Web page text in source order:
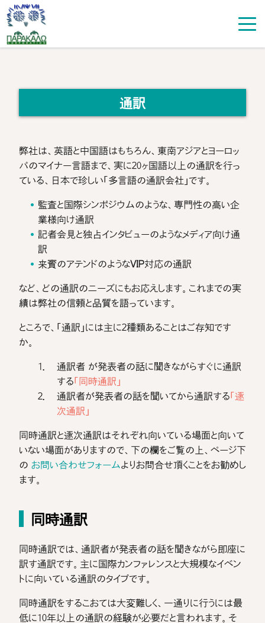
通訳
弊社は、英語と中国語はもちろん、東南アジアとヨーロッ
パのマイナー言語まで、実に20ヶ国語以上の通訳を行っ
ている、日本で珍しい「多言語の通訳会社」です。
監査と国際シンポジウムのような、専門性の高い企
業様向け通訳
記者会見と独占インタビューのようなメディア向け通
訳
来賓のアテンドのようなVIP対応の通訳
など、どの通訳のニーズにもお応えします。これまでの実
績は弊社の信頼と品質を語っています。
ところで、「通訳」には主に2種類あることはご存知です
か。
通訳者 が発表者の話に聞きながらすぐに通訳
する「同時通訳」
通訳者が発表者の話を聞いてから通訳する「逐
次通訳」
同時通訳と逐次通訳はそれぞれ向いている場面と向いて
いない場面がありますので、下の欄をご覧の上、ページ下
の お問い合わせフォームよりお問合せ頂くことをお勧めし
ます。
同時通訳
同時通訳では、通訳者が発表者の話を聞きながら即座に
訳す通訳です。主に国際カンファレンスと大規模なイベン
トに向いている通訳のタイプです。
同時通訳をするこおては大変難しく、一通りに行うには最
低に10年以上の通訳の経験が必要だと言われます。そ